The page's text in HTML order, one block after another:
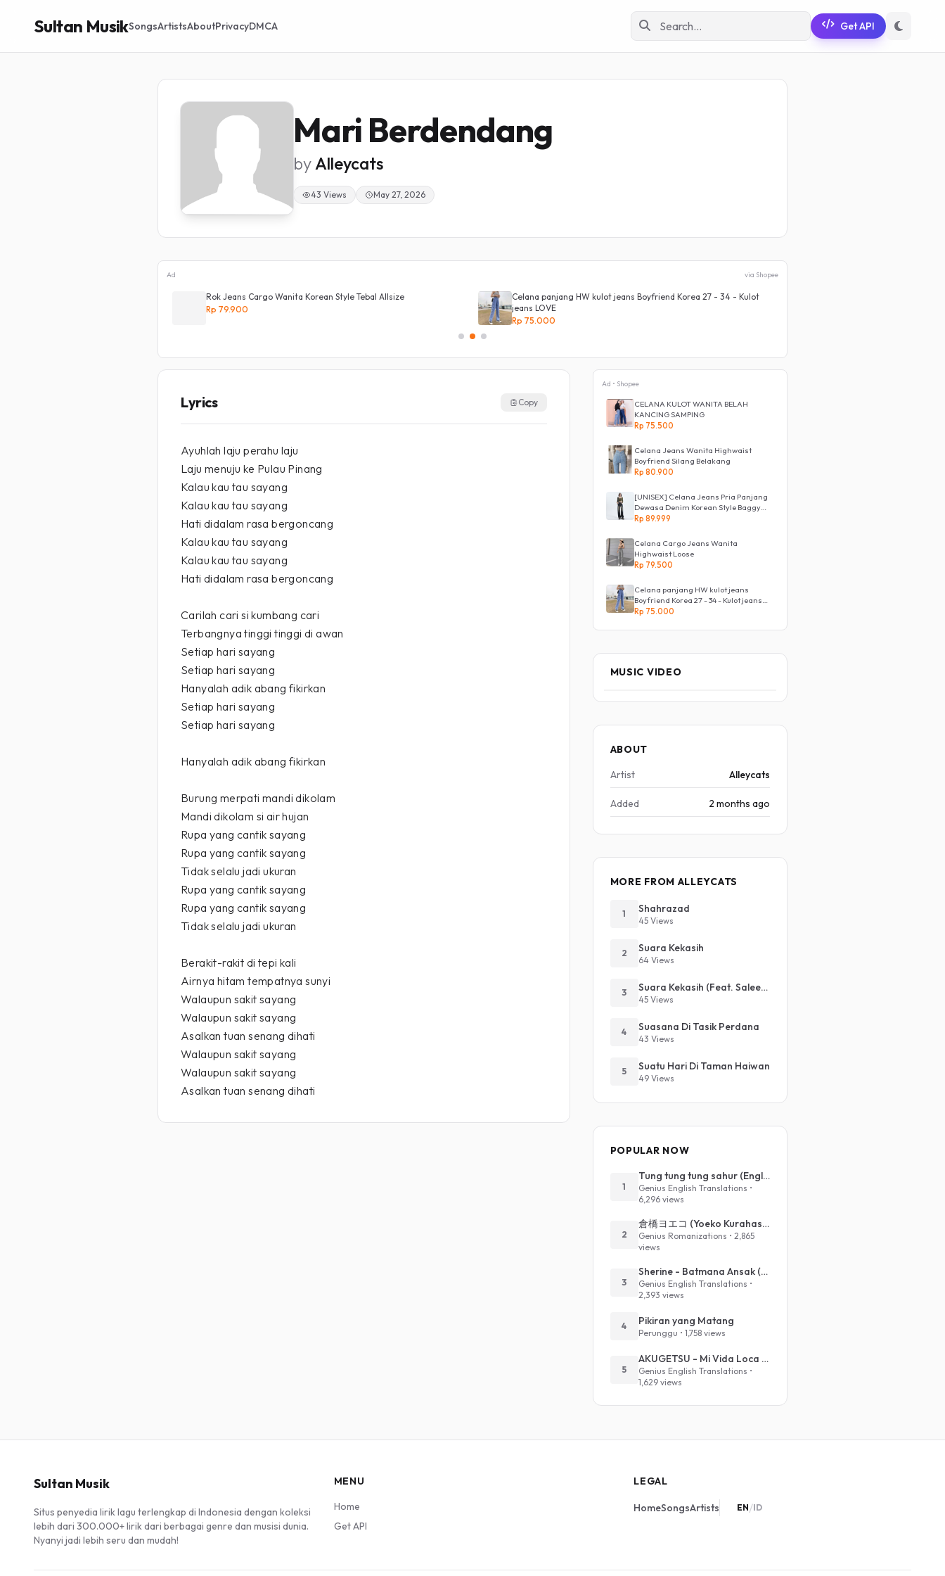
Sultan MusikSongsArtistsAboutPrivacyDMCA Get API
Mari Berdendang
byAlleycats
43 Views May 27, 2026
Ad via Shopee
Rok Jeans Cargo Wanita Korean Style Tebal Allsize
Rp 79.900
Celana panjang HW kulot jeans Boyfriend Korea 27 - 34 - Kulot
jeans LOVE
Rp 75.000
Lyrics Copy
Ayuhlah laju perahu laju
Laju menuju ke Pulau Pinang
Kalau kau tau sayang
Kalau kau tau sayang
Hati didalam rasa bergoncang
Kalau kau tau sayang
Kalau kau tau sayang
Hati didalam rasa bergoncang
Carilah cari si kumbang cari
Terbangnya tinggi tinggi di awan
Setiap hari sayang
Setiap hari sayang
Hanyalah adik abang fikirkan
Setiap hari sayang
Setiap hari sayang
Hanyalah adik abang fikirkan
Burung merpati mandi dikolam
Mandi dikolam si air hujan
Rupa yang cantik sayang
Rupa yang cantik sayang
Tidak selalu jadi ukuran
Rupa yang cantik sayang
Rupa yang cantik sayang
Tidak selalu jadi ukuran
Berakit-rakit di tepi kali
Airnya hitam tempatnya sunyi
Walaupun sakit sayang
Walaupun sakit sayang
Asalkan tuan senang dihati
Walaupun sakit sayang
Walaupun sakit sayang
Asalkan tuan senang dihati
Ad • Shopee
CELANA KULOT WANITA BELAH
KANCING SAMPING
Rp 75.500
Celana Jeans Wanita Highwaist
Boyfriend Silang Belakang
Rp 80.900
[UNISEX] Celana Jeans Pria Panjang
Dewasa Denim Korean Style Baggy
Pants Jeans HighWaist Murah
Rp 89.999
Celana Cargo Jeans Wanita
Highwaist Loose
Rp 79.500
Celana panjang HW kulot jeans
Boyfriend Korea 27 - 34 - Kulot jeans
LOVE
Rp 75.000
MUSIC VIDEO
ABOUT
Artist
Alleycats
Added 2 months ago
MORE FROM ALLEYCATS
1 Shahrazad
45 Views
2 Suara Kekasih
64 Views
3 Suara Kekasih (Feat. Saleem, Zamani Slam)
45 Views
4 Suasana Di Tasik Perdana
43 Views
5 Suatu Hari Di Taman Haiwan
49 Views
POPULAR NOW
1
Tung tung tung sahur (English Translation)
Genius English Translations •
6,296 views
2
倉橋ヨエコ (Yoeko Kurahashi) - 沈める街 (Sinking Town) (Romanized)
Genius Romanizations • 2,865
views
3
Sherine - Batmana Ansak (English Translation)
Genius English Translations •
2,393 views
4 Pikiran yang Matang
Perunggu • 1,758 views
5
AKUGETSU - Mi Vida Loca (VIVINOS - ALNST Sub : Till Part.1)
Genius English Translations •
1,629 views
Sultan Musik
Situs penyedia lirik lagu terlengkap di Indonesia dengan koleksi
lebih dari 300.000+ lirik dari berbagai genre dan musisi dunia.
Nyanyi jadi lebih seru dan mudah!
MENU
Home
Get API
LEGAL
HomeSongsArtists EN/ID